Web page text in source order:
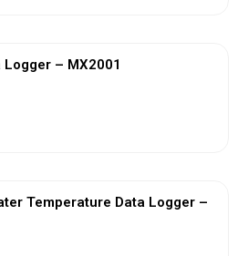
Logger – MX2001
Temperature Data Logger –